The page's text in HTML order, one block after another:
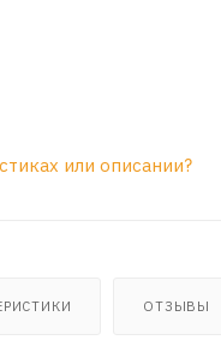
или описании?
ОТЗЫВЫ